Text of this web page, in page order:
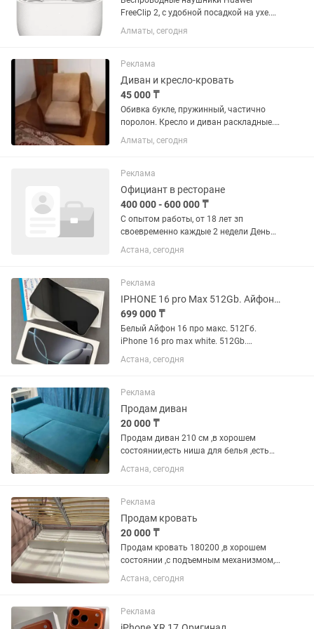
FreeClip 2, с удобной посадкой на ухе.
Новые, неиспользованные!
Характеристики: • До 38 часов
кейсом • Bluetooth 6.0 • Радиус
подключения до...
Алматы, сегодня
Реклама
Диван и кресло-кровать
45 000 ₸
Обивка букле, пружинный, частично
поролон. Кресло и диван раскладные.
Ящики для белья. Диван 3х местный,
180х200 в раскладном виде. Кресло
паре с креслом
Алматы, сегодня
Реклама
Официант в ресторане
400 000 - 600 000 ₸
С опытом работы, от 18 лет зп
своевременно каждые 2 недели День
добрый! Мухамедханова 19А 5/2 9:00-
21:00 21:00-09:00 8% 12:00 Белая
Стажировка не...
Астана, сегодня
Реклама
IPHONE 16 pro Max 512Gb. Айфон 16 про max белый 512Гб
699 000 ₸
Белый Айфон 16 про макс. 512Гб.
iPhone 16 pro max white. 512Gb.
Состояние идеальное, ни одной
царапины и ни одного изъяна.
пользователь. Использовался со
стеклом и...
Астана, сегодня
Реклама
Продам диван
20 000 ₸
Продам диван 210 см ,в хорошем
состоянии,есть ниша для белья ,есть
немного затяжки от кошки ,на фото
Астана, сегодня
Реклама
Продам кровать
20 000 ₸
Продам кровать 180200 ,в хорошем
состоянии ,с подъемным механизмом,
с нишей для белья
Астана, сегодня
Реклама